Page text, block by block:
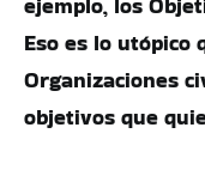
Eso es lo utópico
Organizaciones
objetivos que